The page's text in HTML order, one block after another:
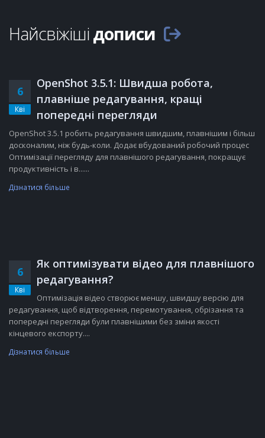
Найсвіжішідописи
6
Кві
OpenShot 3.5.1: Швидша робота,
плавніше редагування, кращі
попередні перегляди
OpenShot 3.5.1 робить редагування швидшим, плавнішим і більш
досконалим, ніж будь-коли. Додає вбудований робочий процес
Оптимізації перегляду для плавнішого редагування, покращує
продуктивність і в......
Дізнатися більше
6
Кві
Як оптимізувати відео для плавнішого
редагування?
Оптимізація відео створює меншу, швидшу версію для
редагування, щоб відтворення, перемотування, обрізання та
попередні перегляди були плавнішими без зміни якості
кінцевого експорту....
Дізнатися більше